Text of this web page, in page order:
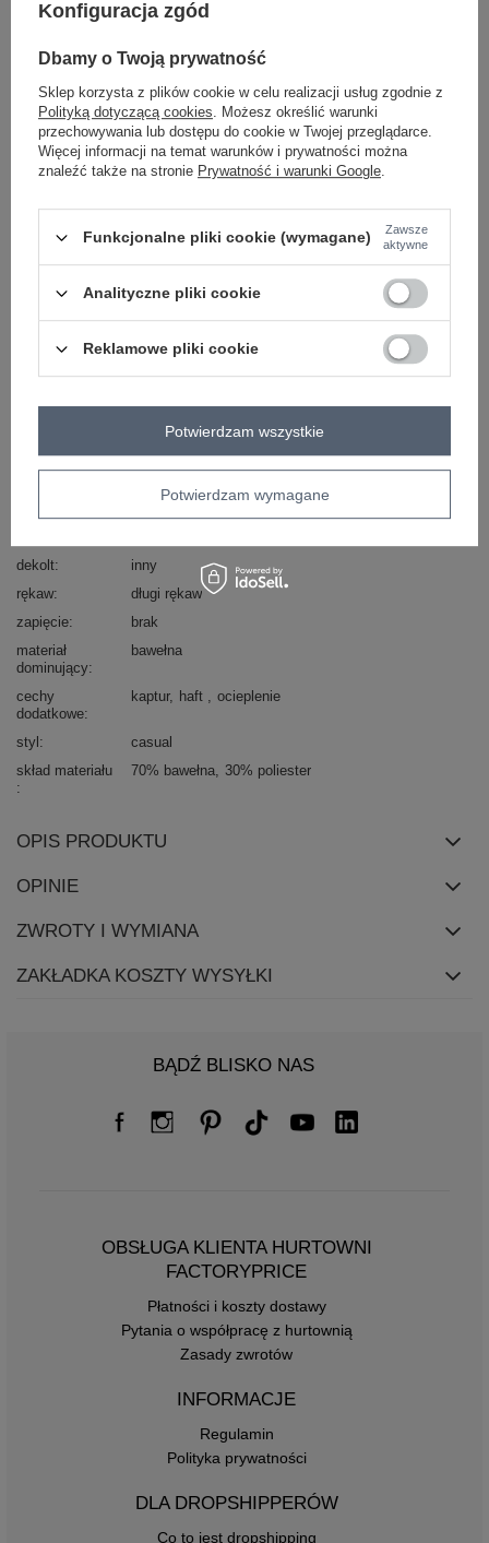
ciemny żółty
L/XL 2016103046553 -
Zobacz wszystkie kolory (+2)
ZALOGUJ SIĘ I ZOBACZ CENĘ
Masz pytanie? Chętnie pomożemy.
EM-BL-651/3.39X
wkładane przez głowę
z kapturem
wzór
napisy
dekolt
inny
rękaw
długi rękaw
zapięcie
brak
materiał
dominujący
bawełna
cechy
dodatkowe
kaptur haft ocieplenie
styl
casual
skład materiału
70% bawełna 30% poliester
OPIS PRODUKTU
OPINIE
ZWROTY I WYMIANA
ZAKŁADKA KOSZTY WYSYŁKI
BĄDŹ BLISKO NAS
OBSŁUGA KLIENTA HURTOWNI
FACTORYPRICE
Płatności i koszty dostawy
Pytania o współpracę z hurtownią
Zasady zwrotów
INFORMACJE
Regulamin
Polityka prywatności
DLA DROPSHIPPERÓW
Co to jest dropshipping
Konfiguracja zgód
Dbamy o Twoją prywatność
Sklep korzysta z plików cookie w celu realizacji usług zgodnie z
Polityką dotyczącą cookies. Możesz określić warunki
przechowywania lub dostępu do cookie w Twojej przeglądarce.
Więcej informacji na temat warunków i prywatności można
znaleźć także na stronie Prywatność i warunki Google.
Funkcjonalne pliki cookie (wymagane)
Zawsze
aktywne
Analityczne pliki cookie
Reklamowe pliki cookie
Potwierdzam wymagane
Potwierdzam wszystkie